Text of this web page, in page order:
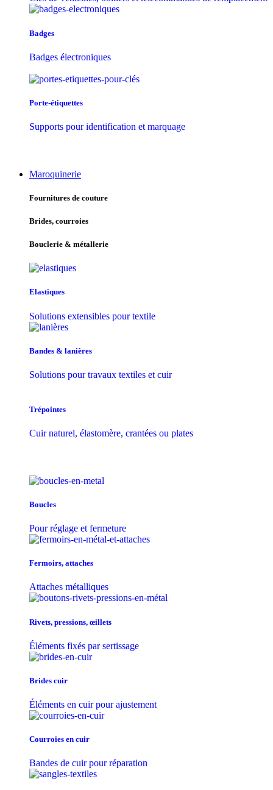
Badges
Badges électroniques
Porte-étiquettes
Supports pour identification et marquage
Maroquinerie
Fournitures de couture
Brides, courroies
Bouclerie & métallerie
Elastiques
Solutions extensibles pour textile
Bandes & lanières
Solutions pour travaux textiles et cuir
Trépointes
Cuir naturel, élastomère, crantées ou plates
Boucles
Pour réglage et fermeture
Fermoirs, attaches
Attaches métalliques
Rivets, pressions, œillets
Éléments fixés par sertissage
Brides cuir
Éléments en cuir pour ajustement
Courroies en cuir
Bandes de cuir pour réparation